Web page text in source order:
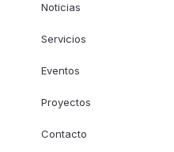
Noticias
Servicios
Eventos
Proyectos
Contacto